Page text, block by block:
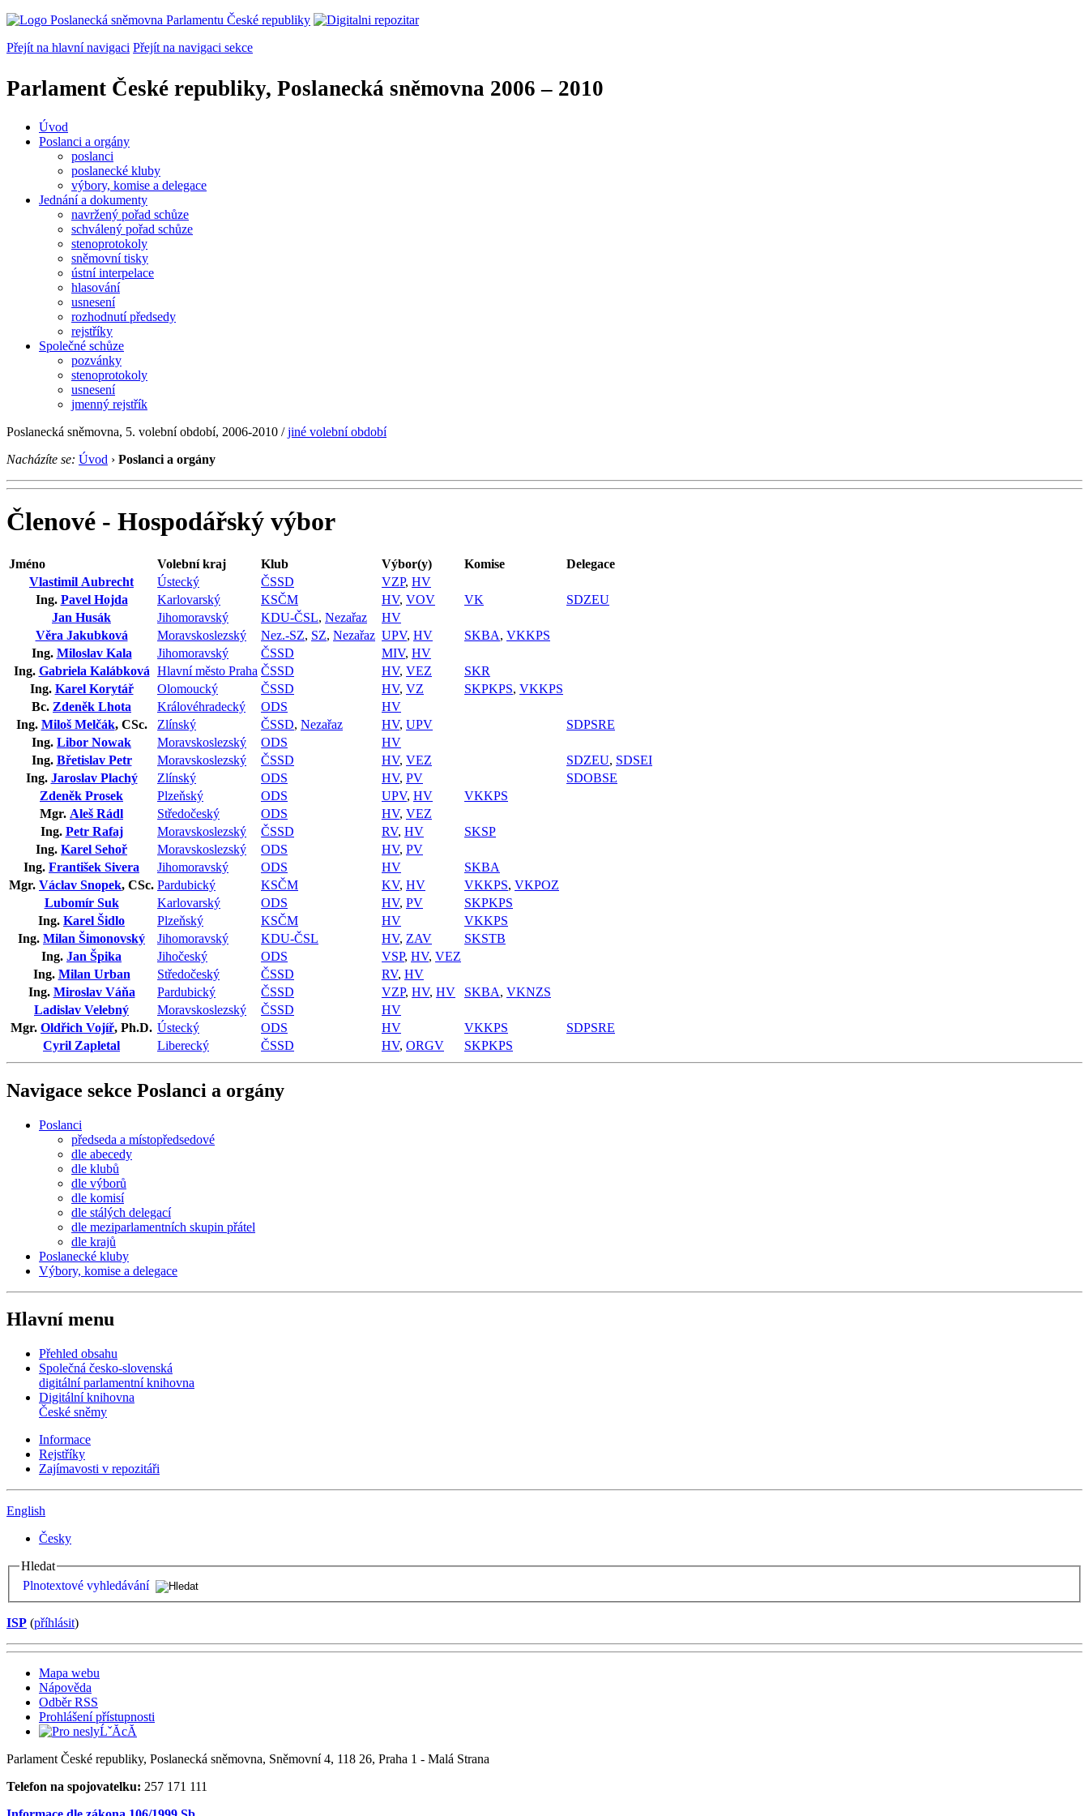
Přejít na hlavní navigaci Přejít na navigaci sekce
Parlament České republiky, Poslanecká sněmovna 2006 – 2010
Úvod
Poslanci a orgány
poslanci
poslanecké kluby
výbory, komise a delegace
Jednání a dokumenty
navržený pořad schůze
schválený pořad schůze
stenoprotokoly
sněmovní tisky
ústní interpelace
hlasování
usnesení
rozhodnutí předsedy
rejstříky
Společné schůze
pozvánky
stenoprotokoly
usnesení
jmenný rejstřík
Poslanecká sněmovna, 5. volební období, 2006-2010 /jiné volební období
Nacházíte se: Úvod › Poslanci a orgány
Členové - Hospodářský výbor
Jméno Volební kraj Klub Výbor(y) Komise
Delegace
Vlastimil Aubrecht
Ústecký ČSSD VZP, HV
Ing. Pavel Hojda Karlovarský KSČM HV, VOV VK
SDZEU
Jan Husák
Jihomoravský KDU-ČSL, Nezařaz
HV
Věra Jakubková
Moravskoslezský Nez.-SZ, SZ, Nezařaz UPV, HV SKBA, VKKPS
Ing. Miloslav Kala Jihomoravský ČSSD MIV, HV
Ing. Gabriela Kalábková Hlavní město Praha ČSSD HV, VEZ
SKR
Ing. Karel Korytář Olomoucký ČSSD HV, VZ SKPKPS, VKKPS
Bc. Zdeněk Lhota Královéhradecký ODS
HV
Ing. Miloš Melčák, CSc. Zlínský ČSSD, Nezařaz HV, UPV
SDPSRE
Ing. Libor Nowak Moravskoslezský ODS
HV
Ing. Břetislav Petr Moravskoslezský ČSSD HV, VEZ SDZEU, SDSEI
Ing. Jaroslav Plachý Zlínský ODS HV, PV
SDOBSE
Zdeněk Prosek
Plzeňský ODS UPV, HV
VKKPS
Mgr. Aleš Rádl Středočeský ODS HV, VEZ
Ing. Petr Rafaj Moravskoslezský ČSSD RV, HV
SKSP
Ing. Karel Sehoř Moravskoslezský ODS HV, PV
Ing. František Sivera Jihomoravský ODS HV
SKBA
Mgr. Václav Snopek, CSc. Pardubický KSČM KV, HV VKKPS, VKPOZ
Lubomír Suk
Karlovarský ODS HV, PV
SKPKPS
Ing. Karel Šidlo Plzeňský KSČM HV
VKKPS
Ing. Milan Šimonovský Jihomoravský KDU-ČSL HV, ZAV
SKSTB
Ing. Jan Špika Jihočeský ODS VSP, HV, VEZ
Ing. Milan Urban Středočeský ČSSD RV, HV
Ing. Miroslav Váňa Pardubický ČSSD VZP, HV, HV SKBA, VKNZS
Ladislav Velebný
Moravskoslezský ČSSD
HV
Mgr. Oldřich Vojíř, Ph.D. Ústecký ODS HV VKKPS
SDPSRE
Cyril Zapletal
Liberecký ČSSD HV, ORGV SKPKPS
Navigace sekce Poslanci a orgány
Poslanci
předseda a místopředsedové
dle abecedy
dle klubů
dle výborů
dle komisí
dle stálých delegací
dle meziparlamentních skupin přátel
dle krajů
Poslanecké kluby
Výbory, komise a delegace
Hlavní menu
Přehled obsahu
Společná česko-slovenská
digitální parlamentní knihovna
Digitální knihovna
České sněmy
Informace
Rejstříky
Zajímavosti v repozitáři
English
Česky
Hledat
Plnotextové vyhledávání
ISP (příhlásit)
Mapa webu
Nápověda
Odběr RSS
Prohlášení přístupnosti
Parlament České republiky, Poslanecká sněmovna, Sněmovní 4, 118 26, Praha 1 - Malá Strana
Telefon na spojovatelku: 257 171 111